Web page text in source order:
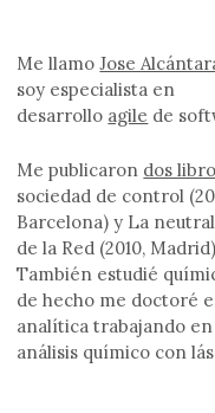
Me llamoJose
soy especialista en
desarrollo agile de
Me publicaron dos
sociedad de control
Barcelona) y La
de la Red (2010,
También estudié
de hecho me doctoré
analítica trabajando
análisis químico con